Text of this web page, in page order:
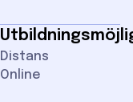
Distans
Online